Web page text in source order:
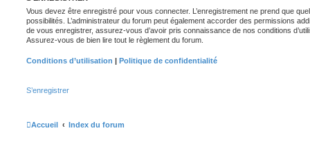
Vous devez être enregistré pour vous connecter. L’enregistrement ne prend que
possibilités. L’administrateur du forum peut également accorder des permissions
de vous enregistrer, assurez-vous d’avoir pris connaissance de nos conditions
Assurez-vous de bien lire tout le règlement du forum.
Conditions d’utilisation | Politique de confidentialité
S’enregistrer
Accueil Index du forum